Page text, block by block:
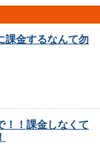
課金するなんて勿
！！課金しなくて